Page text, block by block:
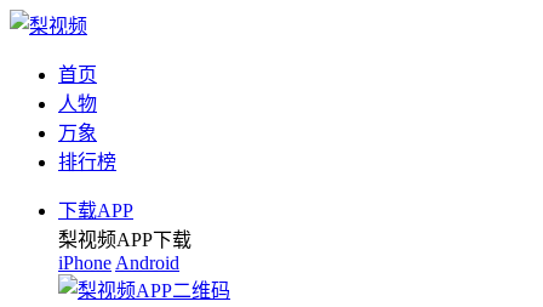
首页
人物
万象
排行榜
下载APP
梨视频APP下载
iPhone Android